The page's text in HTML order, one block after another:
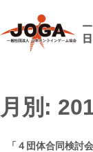
content
月別:
「４団体合同検討